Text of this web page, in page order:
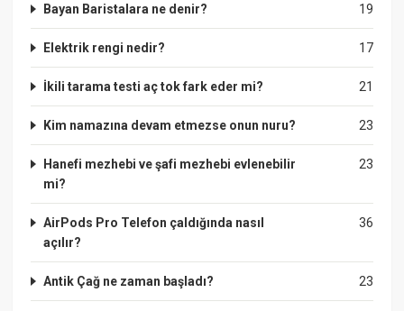
19
Bayan Baristalara ne denir?
17
Elektrik rengi nedir?
21
İkili tarama testi aç tok fark eder mi?
23
Kim namazına devam etmezse onun nuru?
23
Hanefi mezhebi ve şafi mezhebi evlenebilir
mi?
36
AirPods Pro Telefon çaldığında nasıl
açılır?
23
Antik Çağ ne zaman başladı?